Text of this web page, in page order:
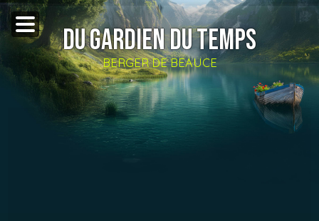
DU GARDIEN DU TEMPS
BERGER DE BEAUCE